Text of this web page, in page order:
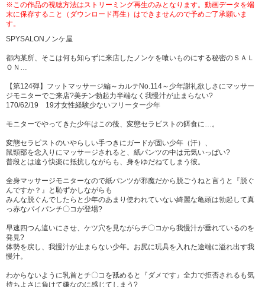
※この作品の視聴方法はストリーミング再生のみとなります。動画データを端
末に保存すること（ダウンロード再生）はできませんので予めご了承願いま
す。
SPYSALONノンケ屋
都内某所、そこは何も知らずに来店したノンケを喰いものにする秘密のＳＡＬ
ＯＮ…
【第124弾】フットマッサージ編～カルテNo.114～少年謝礼欲しさにマッサー
ジモニターでご来店?美チン勃起力半端なく我慢汁が止まらない?
170/62/19 19才女性経験少ないフリーター少年
モニターでやってきた少年はこの後、変態セラピストの餌食に…。
変態セラピストのいやらしい手つきにガードが固い少年（汗）、
鼠頸部を念入りにマッサージされると、紙パンツの中は元気いっぱい?
普段とは違う快楽に抵抗しながらも、身をゆだねてしまう彼。
全身マッサージモニターなので紙パンツが邪魔だから脱ごうねと言うと『脱ぐ
んですか？』と恥ずかしながらも
みんな脱ぐんでしたらと少年のあまり使われていない綺麗な亀頭は勃起して真
っ赤なパイパンチ〇コが登場?
早速四つん這いにさせ、ケツ穴を見ながらチ〇コから我慢汁が垂れているのを
発見?
体勢を戻し、我慢汁が止まらない少年。お尻に玩具を入れた途端に溢れ出す我
慢汁。
わからないように乳首とチ〇コを舐めると『ダメです』全力で拒否されるも気
持ちよさに負けて嫌なのに感じてしまう?